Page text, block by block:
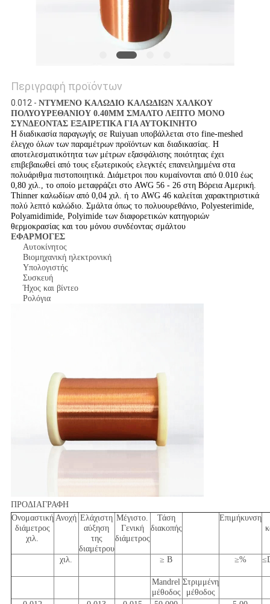
Περιγραφή προϊόντων
0.012 - ΝΤΥΜΕΝΟ ΚΑΛΩΔΙΟ ΚΑΛΩΔΙΩΝ ΧΑΛΚΟΥ
ΠΟΛΥΟΥΡΕΘΑΝΙΟΥ 0.40MM ΣΜΑΛΤΟ ΛΕΠΤΟ ΜΟΝΟ
ΣΥΝΔΕΟΝΤΑΣ ΕΞΑΙΡΕΤΙΚΑ ΓΙΑ ΑΥΤΟΚΙΝΗΤΟ
Η διαδικασία παραγωγής σε Ruiyuan υποβάλλεται στο fine-meshed
έλεγχο όλων των παραμέτρων προϊόντων και διαδικασίας. Η
αποτελεσματικότητα των μέτρων εξασφάλισης ποιότητας έχει
επιβεβαιωθεί από τους εξωτερικούς ελεγκτές επανειλημμένα στα
πολυάριθμα πιστοποιητικά. Διάμετροι που κυμαίνονται από 0.010 έως
0,80 χιλ., το οποίο μεταφράζει στο AWG 56 - 26 στη Βόρεια Αμερική.
Thinner καλωδίων από 0,04 χιλ. ή το AWG 46 καλείται χαρακτηριστικά
πολύ λεπτό καλώδιο. Σμάλτα όπως το πολυουρεθάνιο, Polyesterimide,
Polyamidimide, Polyimide των διαφορετικών κατηγοριών
θερμοκρασίας και του μόνου συνδέοντας σμάλτου
ΕΦΑΡΜΟΓΕΣ
Αυτοκίνητος
Βιομηχανική ηλεκτρονική
Υπολογιστής
Συσκευή
Ήχος και βίντεο
Ρολόγια
ΠΡΟΔΙΑΓΡΑΦΗ
Ονομαστική
διάμετρος
χιλ.
Ανοχή Ελάχιστη
αύξηση
της
διαμέτρου
Μέγιστο.
Γενική
διάμετρος
Τάση
διακοπής
Επιμήκυνση
χιλ. ≥ Β ≥%
Mandrel
μέθοδος
Στριμμένη
μέθοδος